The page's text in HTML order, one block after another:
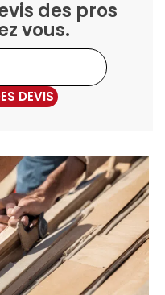
des pros
vous.
DEVIS